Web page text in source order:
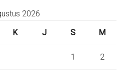
2026
K J S M
1 2